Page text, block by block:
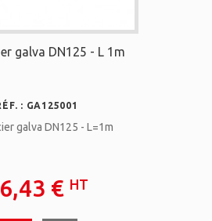
galva DN125 - L 1m
: GA125001
galva DN125 - L=1m
€ HT